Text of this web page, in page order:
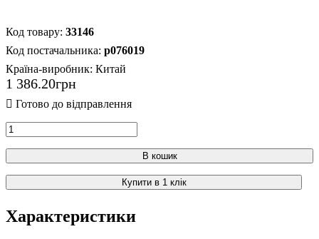
33146
p076019
Країна-виробник: Китай
1 386.20грн
В кошик
Купити в 1 клік
Характеристики